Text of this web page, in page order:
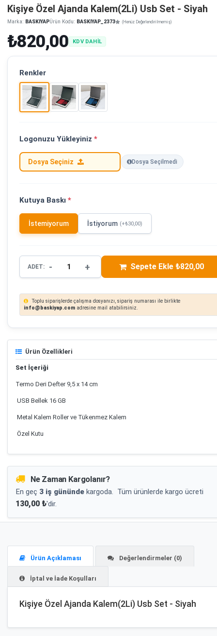
Kişiye Özel Ajanda Kalem(2Li) Usb Set - Siyah
Marka: BASKIYAPÜrün Kodu: BASKIYAP_2373 (Henüz Değerlendirilmemiş)
₺820,00 KDV DAHİL
Renkler
Logonuzu Yükleyiniz *
Dosya Seçiniz Dosya Seçilmedi
Kutuya Baskı *
İstemiyorum İstiyorum (+₺30,00)
ADET: - + Sepete Ekle ₺820,00
Toplu siparişlerde çalışma dosyanızı, sipariş numarası ile birlikte
info@baskiyap.com adresine mail atabilirsiniz.
Ürün Özellikleri
Set İçeriği
Termo Deri Defter 9,5 x 14 cm
USB Bellek 16 GB
Metal Kalem Roller ve Tükenmez Kalem
Özel Kutu
Ne Zaman Kargolanır?
En geç 3 iş gününde kargoda. Tüm ürünlerde kargo ücreti
130,00 ₺'dir.
Ürün Açıklaması Değerlendirmeler (0)
İptal ve İade Koşulları
Kişiye Özel Ajanda Kalem(2Li) Usb Set - Siyah